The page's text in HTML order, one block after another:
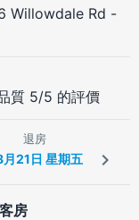
Willowdale Rd -
質 5/5 的評價
退房
房